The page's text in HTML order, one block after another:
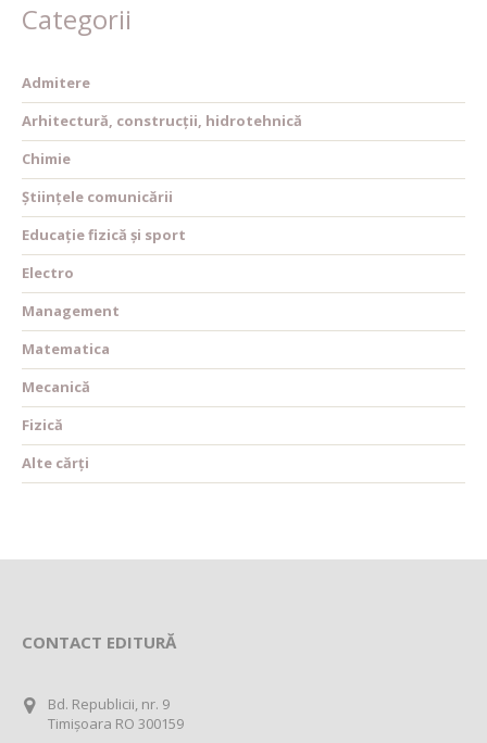
Categorii
Admitere
Arhitectură, construcții, hidrotehnică
Chimie
Științele comunicării
Educație fizică și sport
Electro
Management
Matematica
Mecanică
Fizică
Alte cărți
CONTACT EDITURĂ
Bd. Republicii, nr. 9
Timișoara RO 300159